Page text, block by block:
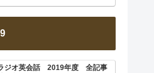
ジオ英会話 2019年度 全記事